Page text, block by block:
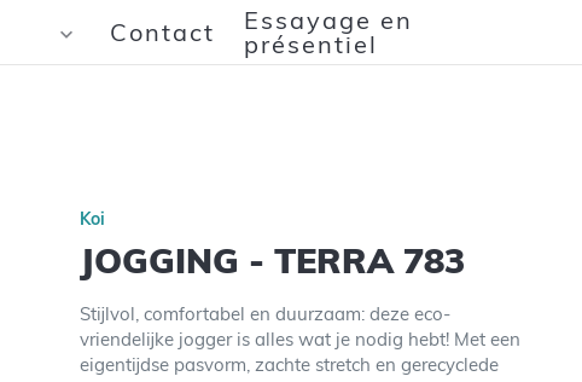
Contact
Essayage en
présentiel
Koi
JOGGING - TERRA 783
Stijlvol, comfortabel en duurzaam: deze eco-
vriendelijke jogger is alles wat je nodig hebt! Met een
eigentijdse pasvorm, zachte stretch en gerecyclede